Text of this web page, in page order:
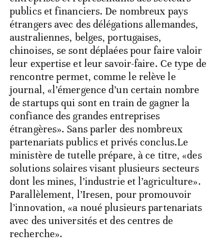
publics et financiers. De nombreux pays
étrangers avec des délégations allemandes,
australiennes, belges, portugaises,
chinoises, se sont déplaées pour faire valoir
leur expertise et leur savoir-faire. Ce type de
rencontre permet, comme le relève le
journal, «l’émergence d’un certain nombre
de startups qui sont en train de gagner la
confiance des grandes entreprises
étrangères». Sans parler des nombreux
partenariats publics et privés conclus.Le
ministère de tutelle prépare, à ce titre, «des
solutions solaires visant plusieurs secteurs
dont les mines, l’industrie et l’agriculture».
Parallèlement, l’Iresen, pour promouvoir
l’innovation, «a noué plusieurs partenariats
avec des universités et des centres de
recherche».